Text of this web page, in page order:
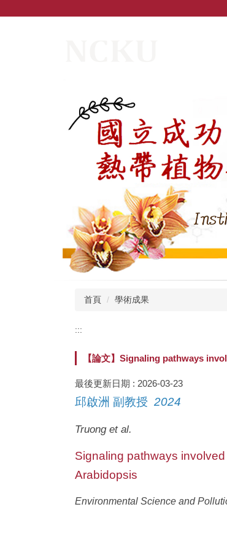
首頁 學術成果
:::
【論文】Signaling pathways
最後更新日期 : 2026-03-23
邱啟洲 副教授 2024
Truong et al.
Signaling pathways
Arabidopsis
Environmental Science and